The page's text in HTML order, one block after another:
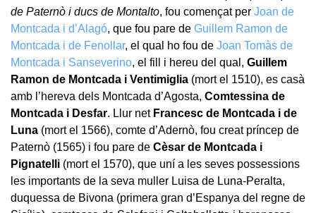
de Paternò i ducs de Montalto, fou començat per Joan de
Montcada i d’Alagó, que fou pare de Guillem Ramon de
Montcada i de Fenollar, el qual ho fou de Joan Tomàs de
Montcada i Sanseverino, el fill i hereu del qual, Guillem
Ramon de Montcada i Ventimiglia (mort el 1510), es casà
amb l’hereva dels Montcada d’Agosta, Comtessina de
Montcada i Desfar. Llur net Francesc de Montcada i de
Luna (mort el 1566), comte d’Adernò, fou creat príncep de
Paternò (1565) i fou pare de Cèsar de Montcada i
Pignatelli (mort el 1570), que uní a les seves possessions
les importants de la seva muller Luisa de Luna-Peralta,
duquessa de Bivona (primera gran d’Espanya del regne de